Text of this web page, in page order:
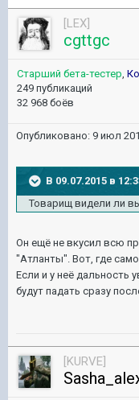
[LEX]
cgttgc
Старший бета-тестер,
249 публикаций
32 968 боёв
Опубликовано: 9 июл
В 09.07.2015 в
Товарищ видели ли
Он ещё не вкусил всю
"Атланты". Вот, где
Если и у неё дальность
будут падать сразу
[KURVE]